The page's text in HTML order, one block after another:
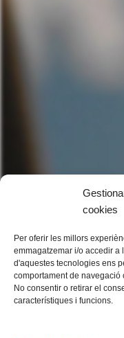
cookies
Per oferir les millors
emmagatzemar i/o accedir a
d'aquestes tecnologies ens
comportament de
No consentir o retirar el
característiques i funcions.